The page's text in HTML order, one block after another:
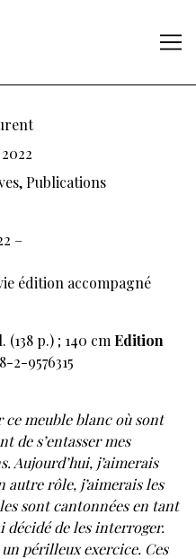
, Publications
–
édition accompagné
(138 p.) ; 140 cm Edition
2-9576315
ce meuble blanc où sont
de s’entasser mes
Aujourd’hui, j’aimerais
autre rôle, j’aimerais les
sont cantonnées en tant
décidé de les interroger.
un périlleux exercice. Ces